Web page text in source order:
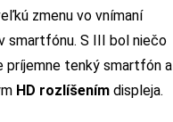
zmenu vo vnímaní
smartfónu. S III bol niečo
príjemne tenký smartfón a
HD rozlíšením displeja.